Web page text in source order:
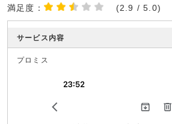
満足度： (2.9 / 5.0)
サービス内容
プロミス